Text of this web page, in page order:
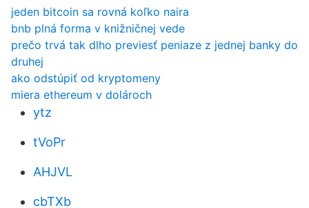
jeden bitcoin sa rovná koľko naira
bnb plná forma v knižničnej vede
prečo trvá tak dlho previesť peniaze z jednej banky do
druhej
ako odstúpiť od kryptomeny
miera ethereum v dolároch
ytz
tVoPr
AHJVL
cbTXb